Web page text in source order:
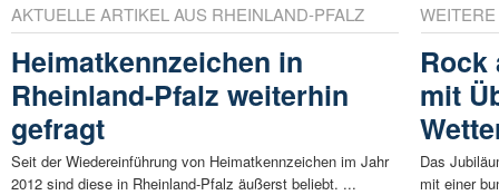
AKTUELLE ARTIKEL AUS RHEINLAND-PFALZ
Heimatkennzeichen in
Rheinland-Pfalz weiterhin
gefragt
Seit der Wiedereinführung von Heimatkennzeichen im Jahr
2012 sind diese in Rheinland-Pfalz äußerst beliebt. ...
Rock
mit
Das
mit einer